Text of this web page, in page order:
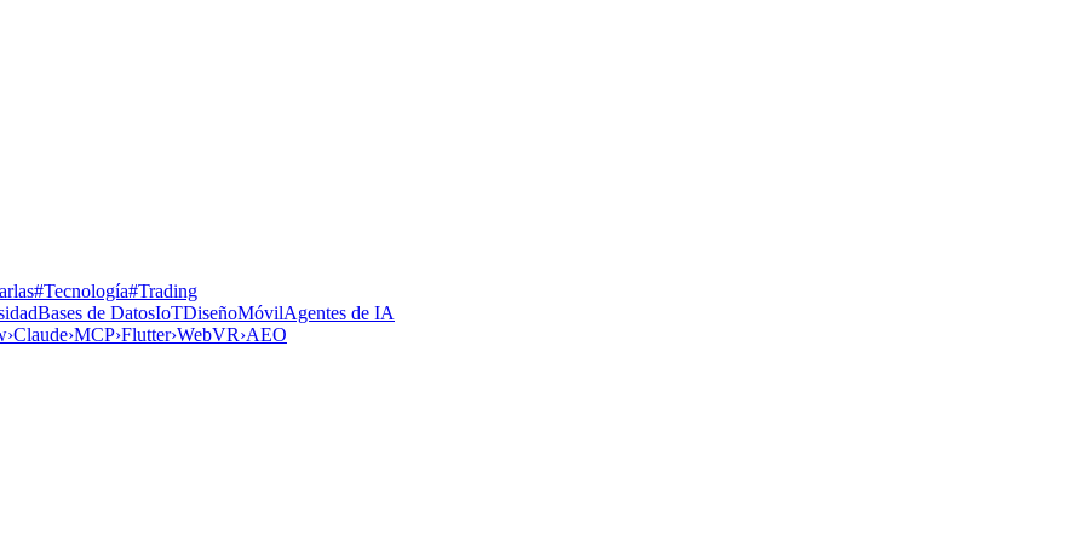
#Tecnología#Trading
Bases de DatosIoTDiseñoMóvilAgentes de IA
›Claude›MCP›Flutter›WebVR›AEO